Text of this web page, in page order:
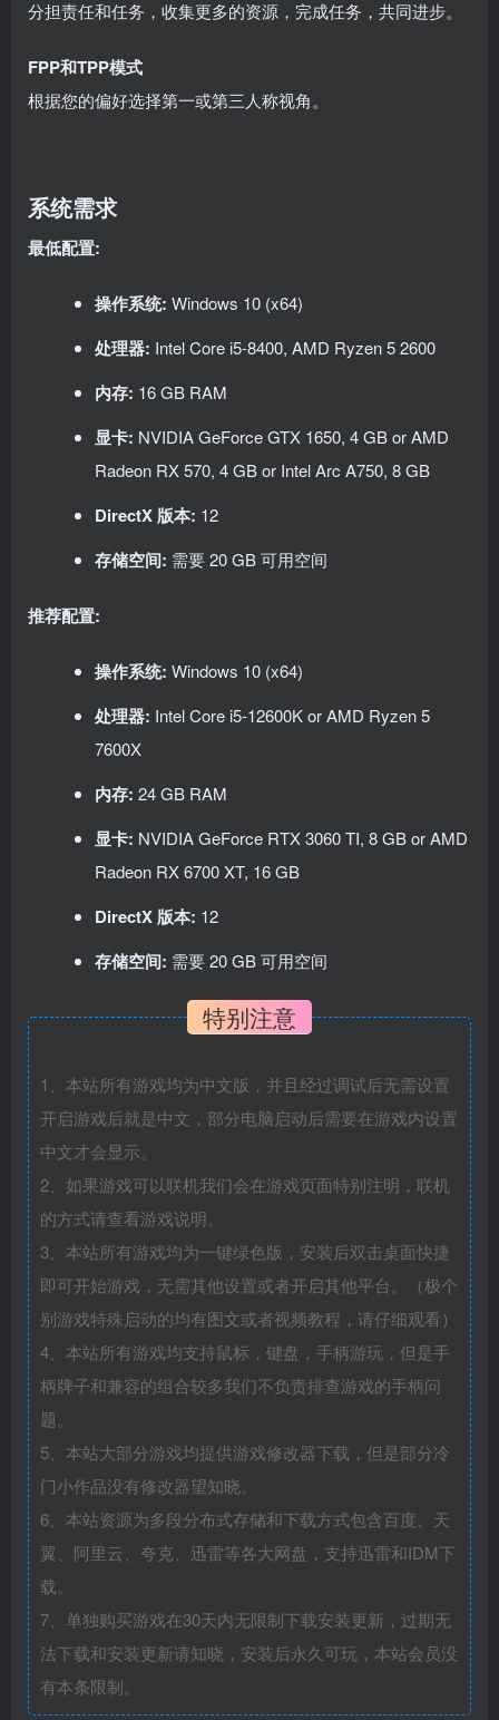
分担责任和任务，收集更多的资源，完成任务，共同进步。
FPP和TPP模式
根据您的偏好选择第一或第三人称视角。
系统需求
最低配置:
操作系统: Windows 10 (x64)
处理器: Intel Core i5-8400, AMD Ryzen 5 2600
内存: 16 GB RAM
显卡: NVIDIA GeForce GTX 1650, 4 GB or AMD
Radeon RX 570, 4 GB or Intel Arc A750, 8 GB
DirectX 版本: 12
存储空间: 需要 20 GB 可用空间
推荐配置:
操作系统: Windows 10 (x64)
处理器: Intel Core i5-12600K or AMD Ryzen 5
7600X
内存: 24 GB RAM
显卡: NVIDIA GeForce RTX 3060 TI, 8 GB or AMD
Radeon RX 6700 XT, 16 GB
DirectX 版本: 12
存储空间: 需要 20 GB 可用空间
特别注意
1、本站所有游戏均为中文版，并且经过调试后无需设置
开启游戏后就是中文，部分电脑启动后需要在游戏内设置
中文才会显示。
2、如果游戏可以联机我们会在游戏页面特别注明，联机
的方式请查看游戏说明。
3、本站所有游戏均为一键绿色版，安装后双击桌面快捷
即可开始游戏，无需其他设置或者开启其他平台。（极个
别游戏特殊启动的均有图文或者视频教程，请仔细观看）
4、本站所有游戏均支持鼠标，键盘，手柄游玩，但是手
柄牌子和兼容的组合较多我们不负责排查游戏的手柄问
题。
5、本站大部分游戏均提供游戏修改器下载，但是部分冷
门小作品没有修改器望知晓。
6、本站资源为多段分布式存储和下载方式包含百度、天
翼、阿里云、夸克、迅雷等各大网盘，支持迅雷和IDM下
载。
7、单独购买游戏在30天内无限制下载安装更新，过期无
法下载和安装更新请知晓，安装后永久可玩，本站会员没
有本条限制。